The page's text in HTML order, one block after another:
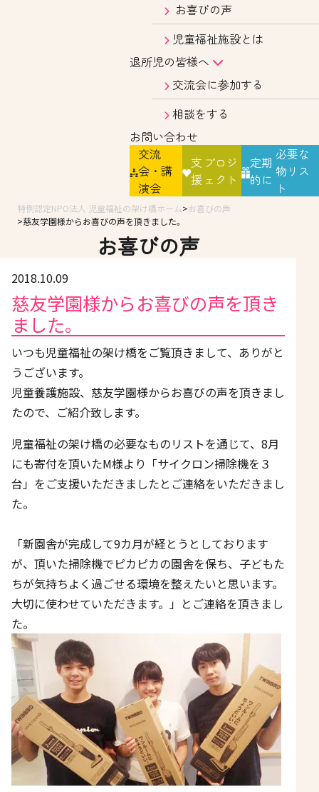
お喜びの声
児童福祉施設とは
退所児の皆様へ
交流会に参加する
相談をする
お問い合わせ
交流
会・講
演会
支
援
プロジ
ェクト
定期
的に
必要な
物リス
ト
特例認定NPO法人 児童福祉の架け橋ホーム
お喜びの声
慈友学園様からお喜びの声を頂きました。
お喜びの声
2018.10.09
慈友学園様からお喜びの声を頂き
ました。
いつも児童福祉の架け橋をご覧頂きまして、ありがと
うございます。
児童養護施設、慈友学園様からお喜びの声を頂きまし
たので、ご紹介致します。
児童福祉の架け橋の必要なものリストを通じて、 8月
にも寄付を頂いたM様より「サイクロン掃除機を３
台」をご支援いただきましたとご連絡をいただきまし
た。
「新園舎が完成して9カ月が経とうとしております
が、頂いた掃除機でピカピカの園舎を保ち、子どもた
ちが気持ちよく過ごせる環境を整えたいと思います。
大切に使わせていただきます。」とご連絡を頂きまし
た。